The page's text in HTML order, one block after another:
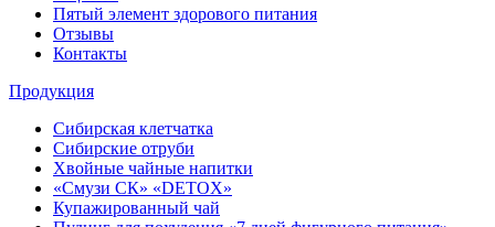
Пятый элемент здорового питания
Отзывы
Контакты
Продукция
Сибирская клетчатка
Сибирские отруби
Хвойные чайные напитки
«Смузи СК» «DETOX»
Купажированный чай